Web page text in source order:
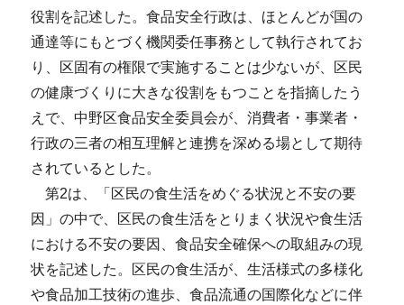
役割を記述した。食品安全行政は、ほとんどが国の
通達等にもとづく機関委任事務として執行されてお
り、区固有の権限で実施することは少ないが、区民
の健康づくりに大きな役割をもつことを指摘したう
えで、中野区食品安全委員会が、消費者・事業者・
行政の三者の相互理解と連携を深める場として期待
されているとした。
第2は、「区民の食生活をめぐる状況と不安の要
因」の中で、区民の食生活をとりまく状況や食生活
における不安の要因、食品安全確保への取組みの現
状を記述した。区民の食生活が、生活様式の多様化
や食品加工技術の進歩、食品流通の国際化などに伴